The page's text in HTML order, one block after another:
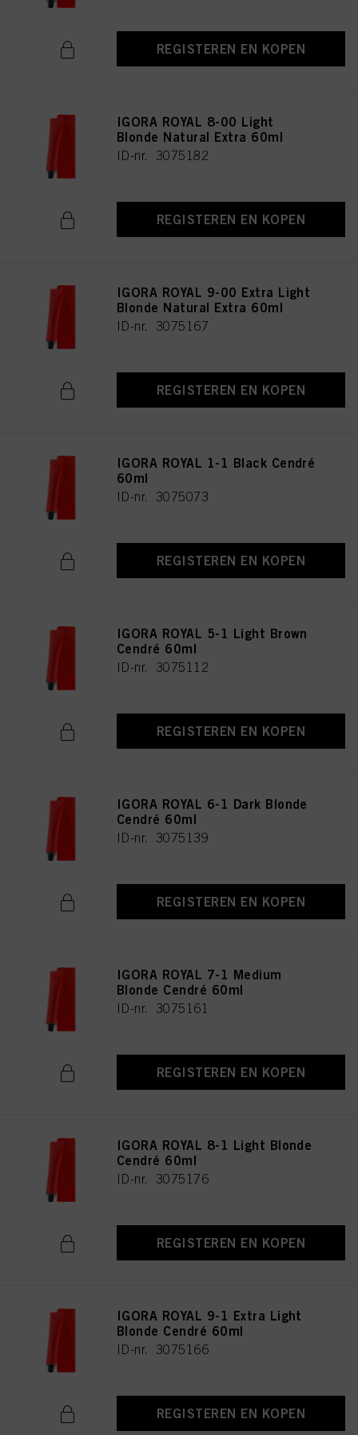
REGISTEREN EN KOPEN
IGORA ROYAL 8-00 Light
Blonde Natural Extra 60ml
ID-nr. 3075182
REGISTEREN EN KOPEN
IGORA ROYAL 9-00 Extra Light
Blonde Natural Extra 60ml
ID-nr. 3075167
REGISTEREN EN KOPEN
IGORA ROYAL 1-1 Black Cendré
60ml
ID-nr. 3075073
REGISTEREN EN KOPEN
IGORA ROYAL 5-1 Light Brown
Cendré 60ml
ID-nr. 3075112
REGISTEREN EN KOPEN
IGORA ROYAL 6-1 Dark Blonde
Cendré 60ml
ID-nr. 3075139
REGISTEREN EN KOPEN
IGORA ROYAL 7-1 Medium
Blonde Cendré 60ml
ID-nr. 3075161
REGISTEREN EN KOPEN
IGORA ROYAL 8-1 Light Blonde
Cendré 60ml
ID-nr. 3075176
REGISTEREN EN KOPEN
IGORA ROYAL 9-1 Extra Light
Blonde Cendré 60ml
ID-nr. 3075166
REGISTEREN EN KOPEN